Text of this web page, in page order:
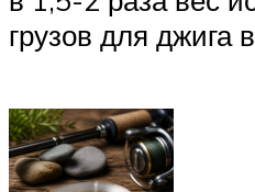
грузов для джига